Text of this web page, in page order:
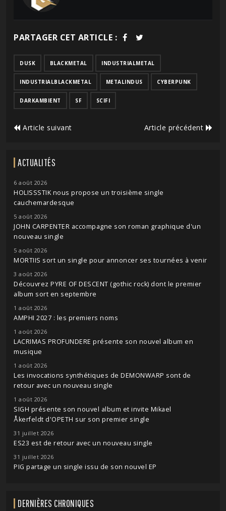
PARTAGER CET ARTICLE :
DUSK BLACKMETAL INDUSTRIALMETAL
INDUSTRIALBLACKMETAL METALINDUS CYBERPUNK
DARKAMBIENT SF SCIFI
Article suivant Article précédent
ACTUALITÉS
6 août 2026
HOLISSSTIK nous propose un troisième single
cauchemardesque
5 août 2026
JOHN CARPENTER accompagne son roman graphique d'un
nouveau single
5 août 2026
MORTIIS sort un single pour annoncer ses tournées à venir
3 août 2026
Découvrez PYRE OF DESCENT (gothic rock) dont le premier
album sort en septembre
1 août 2026
AMPHI 2027 : les premiers noms
1 août 2026
LACRIMAS PROFUNDERE présente son nouvel album en
musique
1 août 2026
Les invocations synthétiques de DEMONWARP sont de
retour avec un nouveau single
1 août 2026
SIGH présente son nouvel album et invite Mikael
Åkerfeldt d'OPETH sur son premier single
31 juillet 2026
ES23 est de retour avec un nouveau single
31 juillet 2026
PIG partage un single issu de son nouvel EP
DERNIÈRES CHRONIQUES